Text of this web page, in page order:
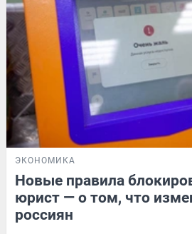
ЭКОНОМИКА
Новые правила
юрист — о том, что
россиян